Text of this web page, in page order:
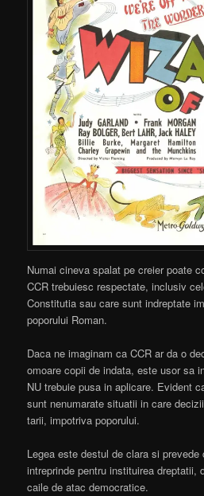
Numai cineva spalat pe creier poate
CCR trebuiesc respectate, inclusiv
Constitutia sau care sunt indreptate
poporului Roman.
Daca ne imaginam ca CCR ar da o
omoare copii de indata, este usor sa
NU trebuie pusa in aplicare. Evident
sunt nenumarate situatii in care
tarii, impotriva poporului.
Legea este destul de clara si
intreprinde pentru instituirea dreptatii,
caile de atac democratice.